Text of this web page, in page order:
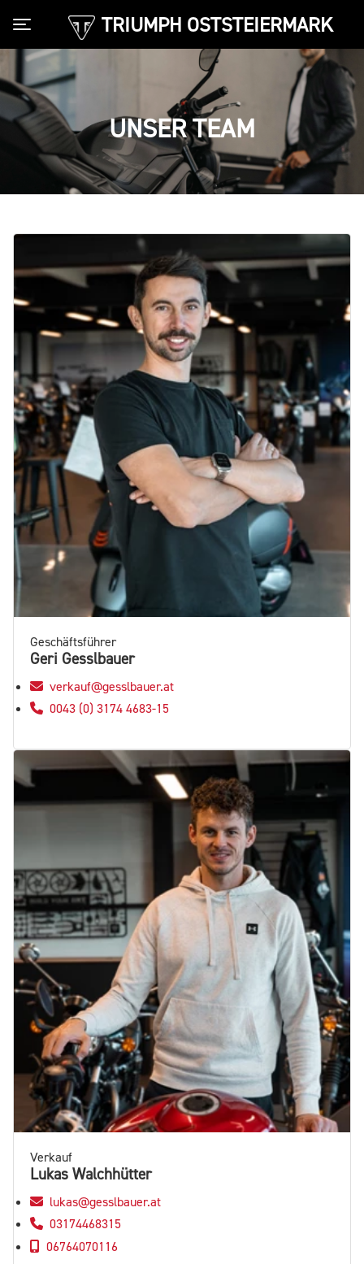
TRIUMPH OSTSTEIERMARK
Toggle navigation
UNSER TEAM
Geschäftsführer
Geri Gesslbauer
verkauf@gesslbauer.at
0043 (0) 3174 4683-15
Verkauf
Lukas Walchhütter
lukas@gesslbauer.at
03174468315
06764070116